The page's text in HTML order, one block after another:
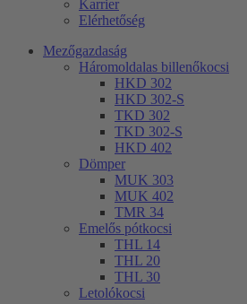
Karrier
Elérhetőség
Mezőgazdaság
Háromoldalas billenőkocsi
HKD 302
HKD 302-S
TKD 302
TKD 302-S
HKD 402
Dömper
MUK 303
MUK 402
TMR 34
Emelős pótkocsi
THL 14
THL 20
THL 30
Letolókocsi